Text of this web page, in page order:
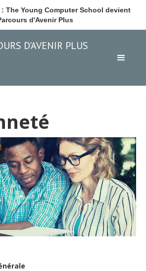
The Young Computer School devient
d'Avenir Plus
D'AVENIR PLUS